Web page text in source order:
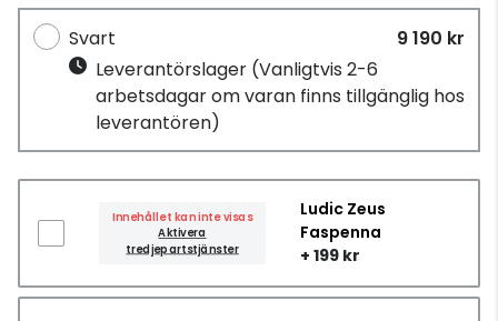
Svart
9 190 kr
Leverantörslager (Vanligtvis 2-6
arbetsdagar om varan finns tillgänglig hos
leverantören)
Innehållet kan inte visas
Aktivera
tredjepartstjänster
Ludic Zeus
Faspenna
+ 199 kr